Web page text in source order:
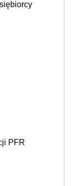
PFR